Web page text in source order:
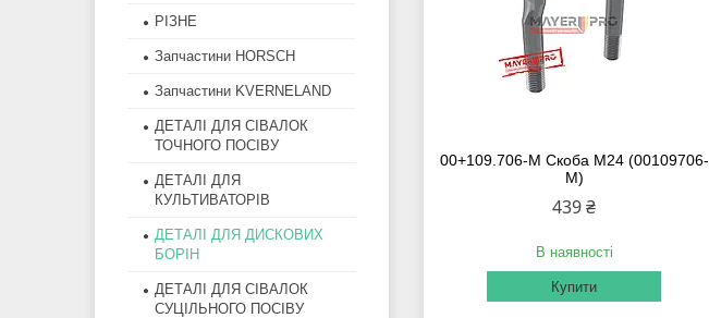
00+109.706-M Скоба M24 (00109706-
M)
439 ₴
В наявності
Купити
РІЗНЕ
Запчастини HORSCH
Запчастини KVERNELAND
ДЕТАЛІ ДЛЯ СІВАЛОК
ТОЧНОГО ПОСІВУ
ДЕТАЛІ ДЛЯ
КУЛЬТИВАТОРІВ
ДЕТАЛІ ДЛЯ ДИСКОВИХ
БОРІН
ДЕТАЛІ ДЛЯ СІВАЛОК
СУЦІЛЬНОГО ПОСІВУ